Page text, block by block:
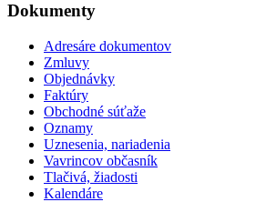
Dokumenty
Adresáre dokumentov
Zmluvy
Objednávky
Faktúry
Obchodné súťaže
Oznamy
Uznesenia, nariadenia
Vavrincov občasník
Tlačivá, žiadosti
Kalendáre